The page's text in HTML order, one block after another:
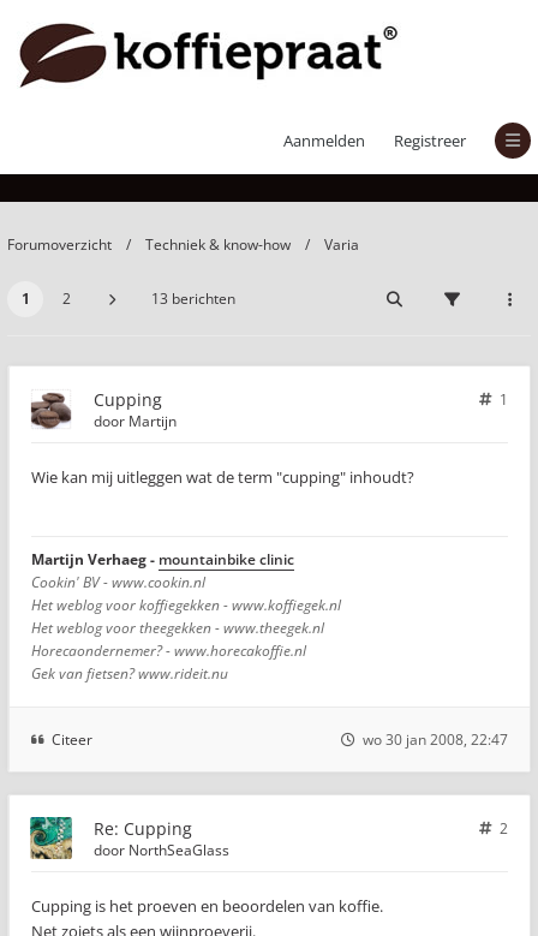
Aanmelden Registreer
Forumoverzicht Techniek & know-how Varia
1 2 13 berichten
Cupping
1
door Martijn
Wie kan mij uitleggen wat de term "cupping" inhoudt?
Martijn Verhaeg - mountainbike clinic
Cookin' BV - www.cookin.nl
Het weblog voor koffiegekken - www.koffiegek.nl
Het weblog voor theegekken - www.theegek.nl
Horecaondernemer? - www.horecakoffie.nl
Gek van fietsen? www.rideit.nu
Citeer wo 30 jan 2008, 22:47
Re: Cupping
2
door NorthSeaGlass
Cupping is het proeven en beoordelen van koffie.
Net zoiets als een wijnproeverij.